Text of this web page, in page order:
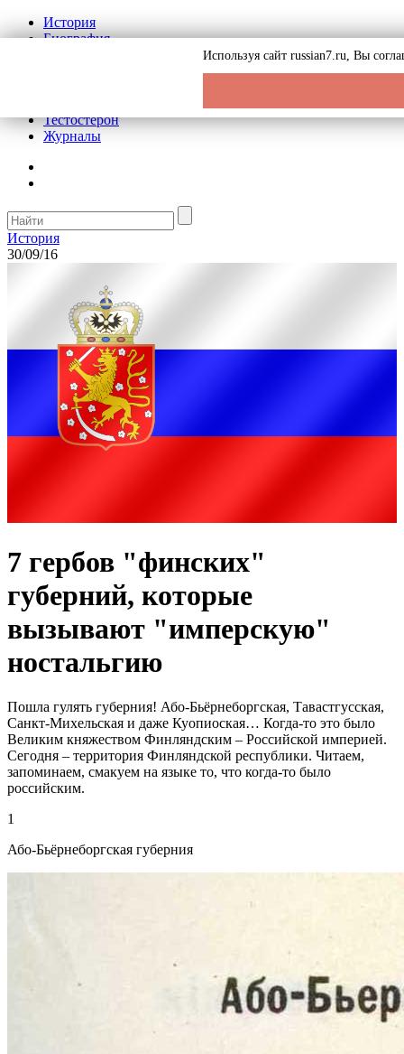
История
Биография
Тестостерон
Журналы
История
30/09/16
7 гербов "финских"
губерний, которые
вызывают "имперскую"
ностальгию
Пошла гулять губерния! Або-Бьёрнеборгская, Тавастгусская,
Санкт-Михельская и даже Куопиоская… Когда-то это было
Великим княжеством Финляндским – Российской империей.
Сегодня – территория Финляндской республики. Читаем,
запоминаем, смакуем на языке то, что когда-то было
российским.
1
Або-Бьёрнеборгская губерния
Используя сайт russian7.ru, Вы